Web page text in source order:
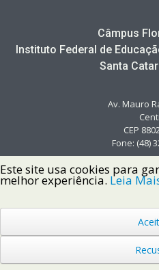
Câmpus
Instituto Federal de
Santa
Av. Mauro
CEP
Fone: (48)
Copyright © 2022 Instituto
Todos os
Este site usa cookies para
melhor experiência. Leia